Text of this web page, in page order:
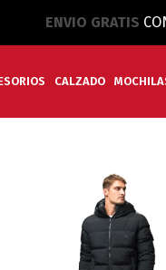
ENVIO GRATIS
CALZADO